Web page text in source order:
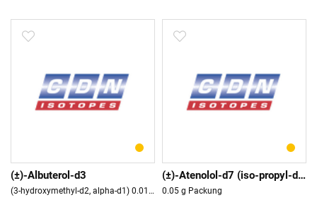
(±)-Albuterol-d3
(3-hydroxymethyl-d2, alpha-d1) 0.01 g Packung
(±)-Atenolol-d7 (iso-propyl-d7)
0.05 g Packung